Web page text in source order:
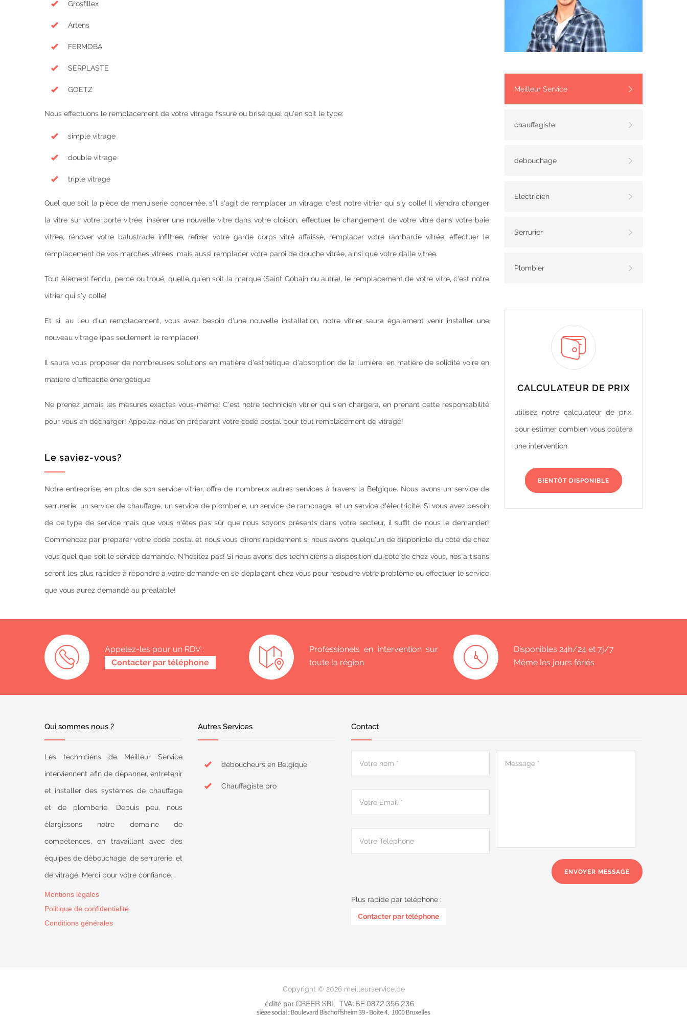
Grosfillex
Artens
FERMOBA
SERPLASTE
GOETZ
Nous effectuons le remplacement de votre vitrage fissuré ou brisé quel qu'en soit le type:
simple vitrage
double vitrage
triple vitrage
Quel que soit la pièce de menuiserie concernée, s'il s'agit de remplacer un vitrage, c'est notre vitrier qui s'y colle! Il viendra changer
la vitre sur votre porte vitrée, insérer une nouvelle vitre dans votre cloison, effectuer le changement de votre vitre dans votre baie
vitrée, rénover votre balustrade infiltrée, refixer votre garde corps vitré affaissé, remplacer votre rambarde vitrée, effectuer le
remplacement de vos marches vitrées, mais aussi remplacer votre paroi de douche vitrée, ainsi que votre dalle vitrée.
Tout élément fendu, percé ou troué, quelle qu'en soit la marque (Saint Gobain ou autre), le remplacement de votre vitre, c'est notre
vitrier qui s'y colle!
Et si, au lieu d'un remplacement, vous avez besoin d'une nouvelle installation, notre vitrier saura également venir installer une
nouveau vitrage (pas seulement le remplacer).
Il saura vous proposer de nombreuses solutions en matière d'esthétique, d'absorption de la lumière, en matière de solidité voire en
matière d'efficacité énergétique.
Ne prenez jamais les mesures exactes vous-même! C'est notre technicien vitrier qui s'en chargera, en prenant cette responsabilité
pour vous en décharger! Appelez-nous en préparant votre code postal pour tout remplacement de vitrage!
Le saviez-vous?
Notre entreprise, en plus de son service vitrier, offre de nombreux autres services à travers la Belgique. Nous avons un service de
serrurerie, un service de chauffage, un service de plomberie, un service de ramonage, et un service d'électricité. Si vous avez besoin
de ce type de service mais que vous n'êtes pas sûr que nous soyons présents dans votre secteur, il suffit de nous le demander!
Commencez par préparer votre code postal et nous vous dirons rapidement si nous avons quelqu'un de disponible du côté de chez
vous quel que soit le service demandé. N'hésitez pas! Si nous avons des techniciens à disposition du côté de chez vous, nos artisans
seront les plus rapides à répondre à votre demande en se déplaçant chez vous pour résoudre votre problème ou effectuer le service
que vous aurez demandé au préalable!
Meilleur Service
chauffagiste
debouchage
Electricien
Serrurier
Plombier
CALCULATEUR DE PRIX
utilisez notre calculateur de prix,
pour estimer combien vous coûtera
une intervention.
BIENTÔT DISPONIBLE
Appelez-les pour un RDV :
0487 62 69 26
Contacter par téléphone
Professionels en intervention sur
toute la région
Disponibles 24h/24 et 7j/7
Même les jours fériés
Qui sommes nous ?
Les techniciens de Meilleur Service
interviennent afin de dépanner, entretenir
et installer des systèmes de chauffage
et de plomberie. Depuis peu, nous
élargissons notre domaine de
compétences, en travaillant avec des
équipes de débouchage, de serrurerie, et
de vitrage. Merci pour votre confiance. .
Mentions légales
Politique de confidentialité
Conditions générales
Autres Services
déboucheurs en Belgique
Chauffagiste pro
Contact
Plus rapide par téléphone :
0487 62 69 26
Contacter par téléphone
Copyright © 2026 meilleurservice.be